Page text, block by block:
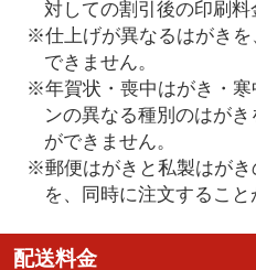
対しての割引後の印刷料
※仕上げが異なるはがき
できません。
※年賀状・喪中はがき・寒
ンの異なる種別のはが
ができません。
※郵便はがきと私製はがき
を、同時に注文すること
配送料金